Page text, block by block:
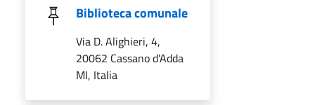
Biblioteca comunale
Via D. Alighieri, 4,
20062 Cassano d'Adda
MI, Italia